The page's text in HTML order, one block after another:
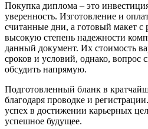
Покупка диплома – это
уверенность. Изготовление и
считанные дни, а готовый макет с
высокую степень надежности
данный документ. Их стоимость
сроков и условий, однако, вопрос
обсудить напрямую.
Подготовленный бланк в
благодаря проводке и
успех в достижении карьерных
успешное будущее.